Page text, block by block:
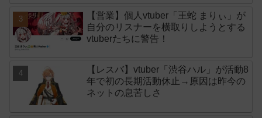
【営業】個人vtuber「王蛇 まりぃ」が
自分のリスナーを横取りしようとする
vtuberたちに警告！
【レスバ】vtuber「渋谷ハル」が活動8
年で初の長期活動休止→原因は昨今の
ネットの息苦しさ